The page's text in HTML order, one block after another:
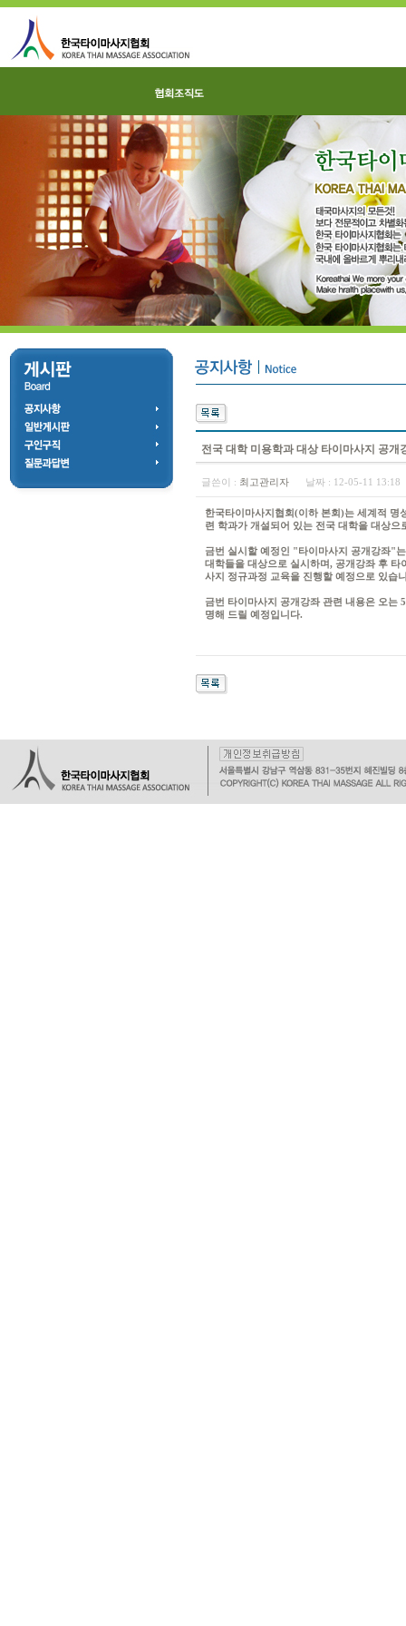
전국 대학 미용학과 대상 타이마사지 공개
글쓴이 : 최고관리자 날짜 : 12-05-11
한국타이마사지협회(이하 본회)는 세계적 명
련 학과가 개설되어 있는 전국 대학을 대상
금번 실시할 예정인 "타이마사지 공개강좌"
대학들을 대상으로 실시하며, 공개강좌 후
사지 정규과정 교육을 진행할 예정으로 있습
금번 타이마사지 공개강좌 관련 내용은 오는
명해 드릴 예정입니다.